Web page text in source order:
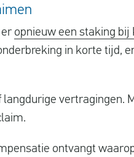
opnieuw een staking bij
in korte tijd,
vertragingen.
ontvangt